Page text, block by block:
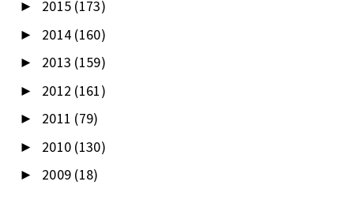
► 2015 (173)
► 2014 (160)
► 2013 (159)
► 2012 (161)
► 2011 (79)
► 2010 (130)
► 2009 (18)